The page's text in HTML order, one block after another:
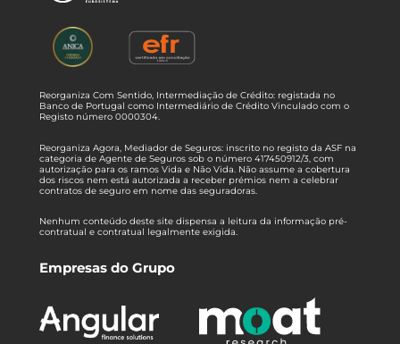
Reorganiza Com Sentido, Intermediação de Crédito: registada no
Banco de Portugal como Intermediário de Crédito Vinculado com o
Registo número 0000304.
Reorganiza Agora, Mediador de Seguros: inscrito no registo da ASF na
categoria de Agente de Seguros sob o número 417450912/3, com
autorização para os ramos Vida e Não Vida. Não assume a cobertura
dos riscos nem está autorizada a receber prémios nem a celebrar
contratos de seguro em nome das seguradoras.
Nenhum conteúdo deste site dispensa a leitura da informação pré-
contratual e contratual legalmente exigida.
Empresas do Grupo